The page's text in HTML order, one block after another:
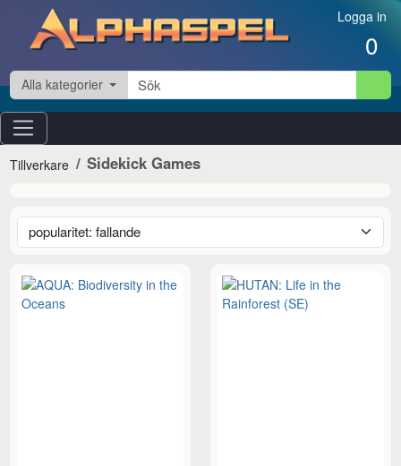
Hoppa till innehåll Logga in
0
Alla kategorier
Tillverkare Sidekick Games